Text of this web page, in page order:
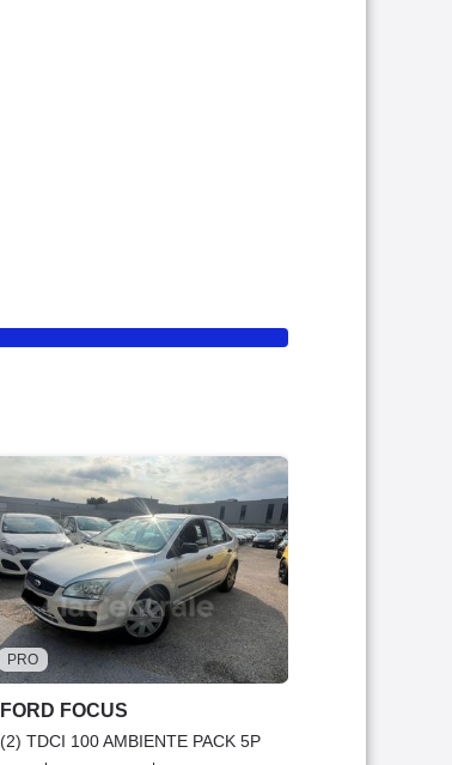
PRO
FORD FOCUS
(2) TDCI 100 AMBIENTE PACK 5P